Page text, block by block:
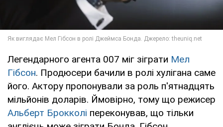
Легендарного агента 007 міг зіграти Мел
Гібсон. Продюсери бачили в ролі хулігана саме
його. Актору пропонували за роль п'ятнадцять
мільйонів доларів. Ймовірно, тому що режисер
Альберт Брокколі переконував, що тільки